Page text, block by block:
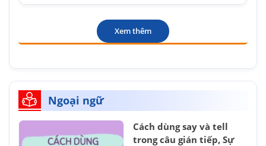
Xem thêm
Ngoại ngữ
Cách dùng say và tell
trong câu gián tiếp, Sự